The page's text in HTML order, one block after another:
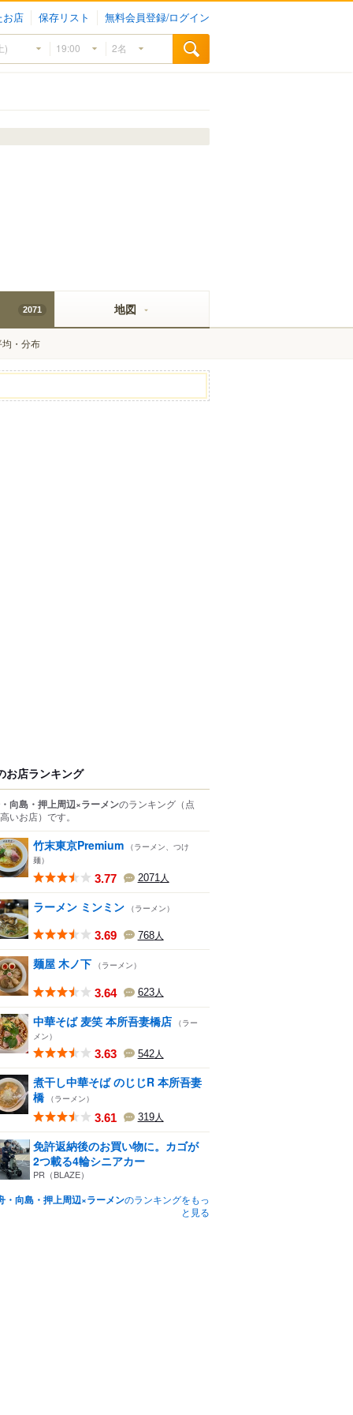
お店 保存リスト 無料会員登録/ログイン
2071
均・分布
地図
お店ランキング
向島・押上周辺×ラーメンのランキング （点
いお店） です。
竹末東京Premium （ラーメン、つけ
麺）
3.77 2071人
ラーメン ミンミン （ラーメン）
3.69 768人
麺屋 木ノ下 （ラーメン）
3.64 623人
中華そば 麦笑 本所吾妻橋店 （ラー
メン）
3.63 542人
煮干し中華そば のじじR 本所吾妻
橋 （ラーメン）
3.61 319人
免許返納後のお買い物に。カゴが
2つ載る4輪シニアカー
PR（BLAZE）
・向島・押上周辺×ラーメンのランキングをもっ
と見る